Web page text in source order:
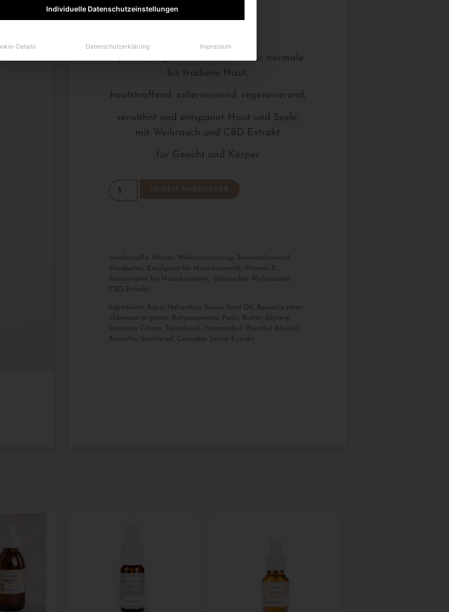
Spezialpflege für Erwachsene, für normale
bis trockene Haut,
hautstraffend, zellerneuernd, regenerierend,
verwöhnt und entspannt Haut und Seele,
mit Weihrauch und CBD-Extrakt
für Gesicht und Körper
Inhaltsstoffe: Wasser, Weihrauchauszug, Sonnenblumenöl,
Sheabutter, Emulgator für Naturkosmetik, Vitamin E,
Konservierer für Naturkosmetik, ätherisches Weihrauchöl,
CBD-Extrakt,
Ingredients: Aqua, Helianthus Anuus Seed Oil, Boswelia cateri
olibanum in granis, Butyrospermun Parkii Butter, Glyceryl
Strearate Citrate, Tocopherol, Propanediol, Phenthyl Alcohol,
Boswellia Seratta oil, Cannabis Satvia Extrakt
Individuelle Datenschutzeinstellungen
Details Datenschutzerklärung Impressum